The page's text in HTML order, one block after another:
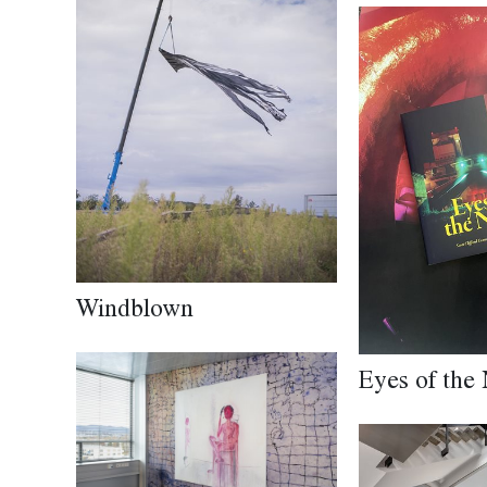
Windblown
Eyes of the